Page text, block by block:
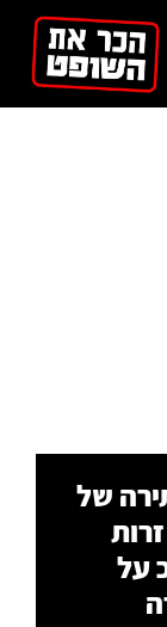
07-26 – עתירה של
על